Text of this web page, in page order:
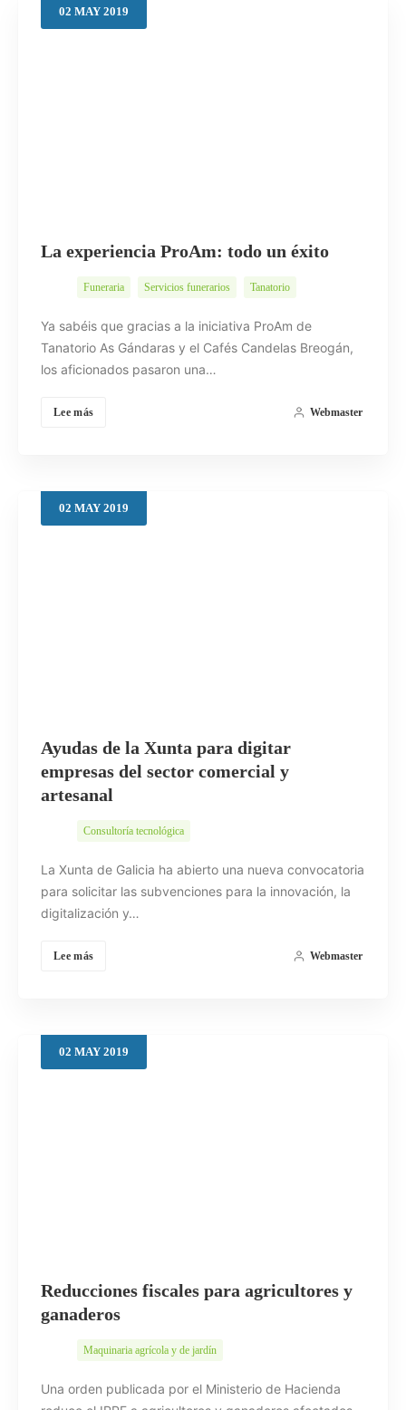
02 MAY 2019
La experiencia ProAm: todo un éxito
Funeraria Servicios funerarios Tanatorio
Ya sabéis que gracias a la iniciativa ProAm de
Tanatorio As Gándaras y el Cafés Candelas Breogán,
los aficionados pasaron una…
Lee más Webmaster
02 MAY 2019
Ayudas de la Xunta para digitar
empresas del sector comercial y
artesanal
Consultoría tecnológica
La Xunta de Galicia ha abierto una nueva convocatoria
para solicitar las subvenciones para la innovación, la
digitalización y…
Lee más Webmaster
02 MAY 2019
Reducciones fiscales para agricultores y
ganaderos
Maquinaria agrícola y de jardín
Una orden publicada por el Ministerio de Hacienda